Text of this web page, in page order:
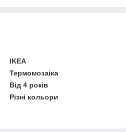
IKEA
Термомозаіка
Від 4 років
Різні кольори